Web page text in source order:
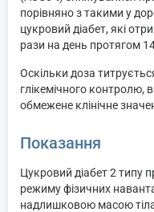
порівняно з такими у
цукровий діабет, які
рази на день протягом
Оскільки доза
глікемічного контролю,
обмежене клінічне
Показання
Цукровий діабет 2 типу
режиму фізичних
надлишковою масою